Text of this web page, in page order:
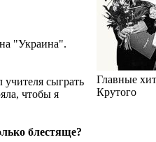
Главные
Крутого
"Украина".
сыграть
чтобы я
блестяще?